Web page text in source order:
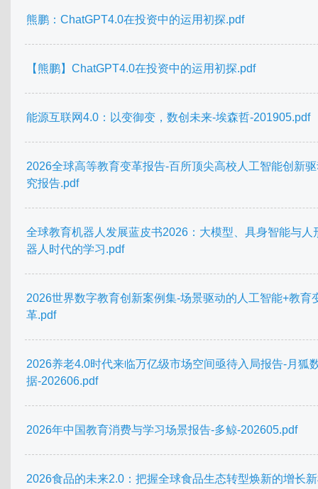
熊鹏：ChatGPT4.0在投资中的运用初探.pdf
【熊鹏】ChatGPT4.0在投资中的运用初探.pdf
能源互联网4.0：以变御变，数创未来-埃森哲-201905.pdf
2026全球高等教育变革报告-百所顶尖高校人工智能创新
究报告.pdf
全球教育机器人发展蓝皮书2026：大模型、具身智能与人
器人时代的学习.pdf
2026世界数字教育创新案例集-场景驱动的人工智能+教育
革.pdf
2026养老4.0时代来临万亿级市场空间亟待入局报告-月狐
据-202606.pdf
2026年中国教育消费与学习场景报告-多鲸-202605.pdf
2026食品的未来2.0：把握全球食品生态转型焕新的增长